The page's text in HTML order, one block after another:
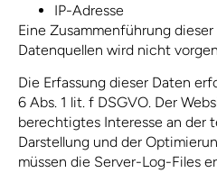
IP-Adresse
Eine Zusammenführung
Datenquellen wird nicht
Die Erfassung dieser Daten
6 Abs. 1 lit. f DSGVO. Der
berechtigtes Interesse an der
Darstellung und der
müssen die Server-Log-Files